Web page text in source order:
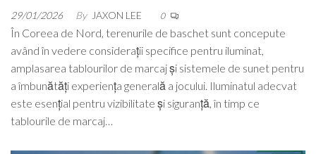
29/01/2026 By JAXON LEE 0
În Coreea de Nord, terenurile de baschet sunt concepute
având în vedere considerații specifice pentru iluminat,
amplasarea tablourilor de marcaj și sistemele de sunet pentru
a îmbunătăți experiența generală a jocului. Iluminatul adecvat
este esențial pentru vizibilitate și siguranță, în timp ce
tablourile de marcaj…